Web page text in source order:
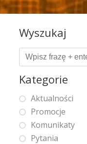
Wyszukaj
Kategorie
Aktualności
Promocje
Komunikaty
Pytania